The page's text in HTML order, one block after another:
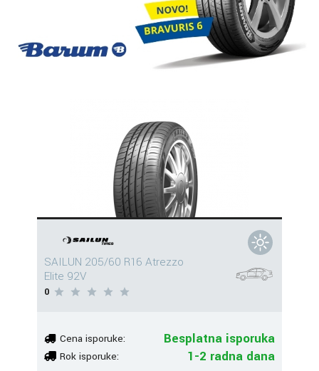
SAILUN 205/60 R16 Atrezzo
Elite 92V
0
Cena isporuke: Besplatna isporuka
Rok isporuke: 1-2 radna dana